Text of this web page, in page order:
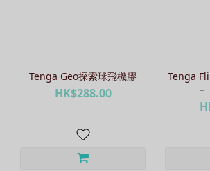
Tenga Geo探索球飛機膠
HK$288.00
Tenga